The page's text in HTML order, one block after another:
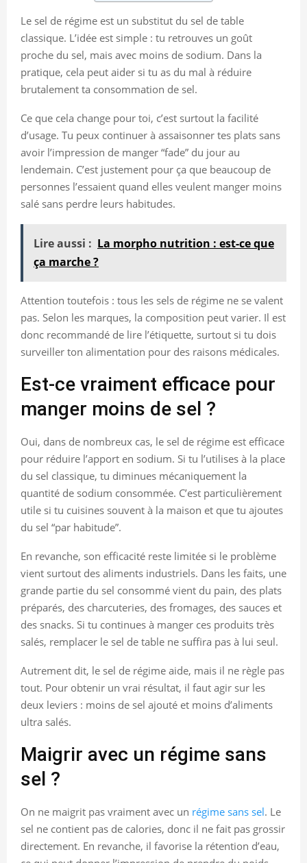
Le sel de régime est un substitut du sel de table
classique. L’idée est simple : tu retrouves un goût
proche du sel, mais avec moins de sodium. Dans la
pratique, cela peut aider si tu as du mal à réduire
brutalement ta consommation de sel.
Ce que cela change pour toi, c’est surtout la facilité
d’usage. Tu peux continuer à assaisonner tes plats sans
avoir l’impression de manger “fade” du jour au
lendemain. C’est justement pour ça que beaucoup de
personnes l’essaient quand elles veulent manger moins
salé sans perdre leurs habitudes.
Lire aussi : La morpho nutrition : est-ce que
ça marche ?
Attention toutefois : tous les sels de régime ne se valent
pas. Selon les marques, la composition peut varier. Il est
donc recommandé de lire l’étiquette, surtout si tu dois
surveiller ton alimentation pour des raisons médicales.
Est-ce vraiment efficace pour
manger moins de sel ?
Oui, dans de nombreux cas, le sel de régime est efficace
pour réduire l’apport en sodium. Si tu l’utilises à la place
du sel classique, tu diminues mécaniquement la
quantité de sodium consommée. C’est particulièrement
utile si tu cuisines souvent à la maison et que tu ajoutes
du sel “par habitude”.
En revanche, son efficacité reste limitée si le problème
vient surtout des aliments industriels. Dans les faits, une
grande partie du sel consommé vient du pain, des plats
préparés, des charcuteries, des fromages, des sauces et
des snacks. Si tu continues à manger ces produits très
salés, remplacer le sel de table ne suffira pas à lui seul.
Autrement dit, le sel de régime aide, mais il ne règle pas
tout. Pour obtenir un vrai résultat, il faut agir sur les
deux leviers : moins de sel ajouté et moins d’aliments
ultra salés.
Maigrir avec un régime sans
sel ?
On ne maigrit pas vraiment avec un régime sans sel. Le
sel ne contient pas de calories, donc il ne fait pas grossir
directement. En revanche, il favorise la rétention d’eau,